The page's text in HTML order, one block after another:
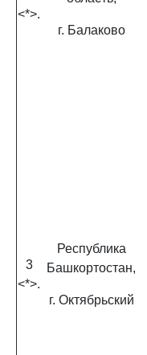
<*>.
г. Балаково
3
<*>.
Республика
Башкортостан,
г. Октябрьский